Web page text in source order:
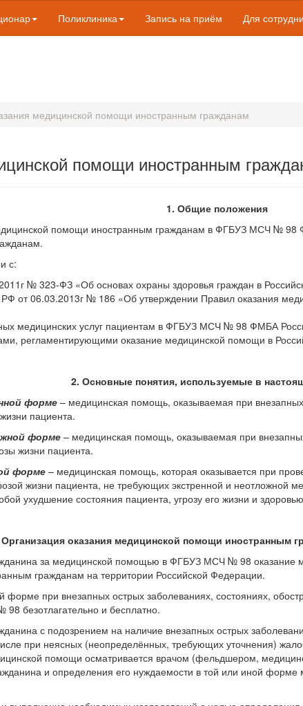
Поликлиника Запись на приём Для
медицинской помощи иностранным гражданам
помощи иностранным
1. Общие положения
помощи иностранным гражданам в ФГБУЗ МСЧ № 98
с:
№ 323-ФЗ «Об основах охраны здоровья граждан в
от 06.03.2013г № 186 «Об утверждении Правил оказания
медицинских услуг пациентам в ФГБУЗ МСЧ № 98 ФМБА
регламентирующими оказание медицинской помощи в
2. Основные понятия, используемые в
форме – медицинская помощь, оказываемая при
пациента.
форме – медицинская помощь, оказываемая при
жизни пациента.
форме– медицинская помощь, которая оказывается при
жизни пациента, не требующих экстренной и неотложной
ухудшение состояния пациента, угрозу его жизни и
Организация оказания медицинской помощи
за медицинской помощью в ФГБУЗ МСЧ № 98 оказание
гражданам на территории Российской Федерации.
при внезапных острых заболеваниях, состояниях,
безотлагательно и бесплатно.
с подозрением на наличие внезапных острых
при неясных (неопределённых, требующих уточнения)
помощи осматривается врачом (фельдшером,
и определения его нуждаемости в той или иной